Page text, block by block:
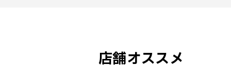
店舗オススメ